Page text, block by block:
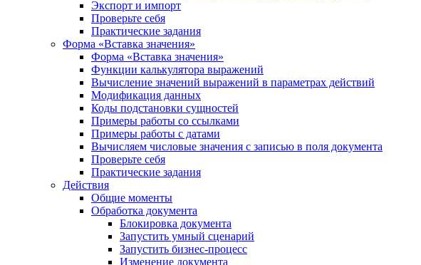
Экспорт и импорт
Проверьте себя
Практические задания
Форма «Вставка значения»
Форма «Вставка значения»
Функции калькулятора выражений
Вычисление значений выражений в параметрах действий
Модификация данных
Коды подстановки сущностей
Примеры работы со ссылками
Примеры работы с датами
Вычисляем числовые значения с записью в поля документа
Проверьте себя
Практические задания
Действия
Общие моменты
Обработка документа
Блокировка документа
Запустить умный сценарий
Запустить бизнес-процесс
Изменение документа